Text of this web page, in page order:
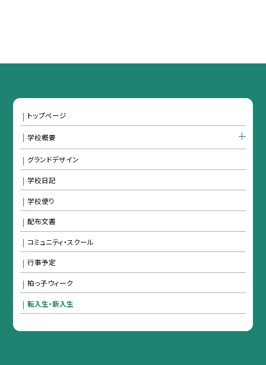
トップページ
学校概要
グランドデザイン
学校日記
学校便り
配布文書
コミュニティ・スクール
行事予定
柏っ子ウィーク
転入生・新入生